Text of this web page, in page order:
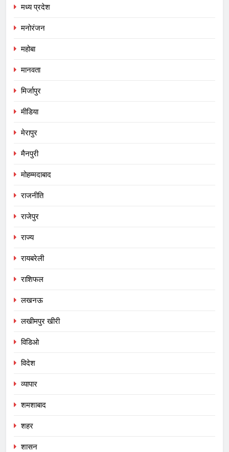
मध्य प्रदेश
मनोरंजन
महोबा
मानवता
मिर्जापुर
मीडिया
मेरापुर
मैनपुरी
मोहम्मदाबाद
राजनीति
राजेपुर
राज्य
रायबरेली
राशिफल
लखनऊ
लखीमपुर खीरी
विडिओ
विदेश
व्यापार
शमशाबाद
शहर
शासन